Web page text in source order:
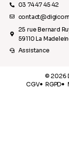
03 74 47 45 42
25 rue Bernard
59110 La
Assistance
© 2026
CGV
RGPD